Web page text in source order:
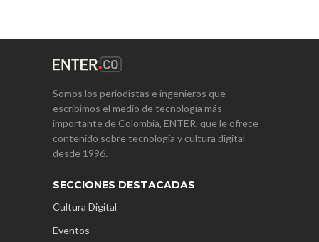
Somos los periodistas e ingenieros que
escribimos el medio de tecnología más
importante de Colombia, ENTER, que le ofrece
contenido sobre tecnología y cultura digital
desde 1996.
SECCIONES DESTACADAS
Cultura Digital
Eventos